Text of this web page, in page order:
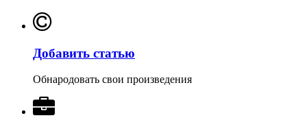
Добавить статью
Обнародовать свои произведения